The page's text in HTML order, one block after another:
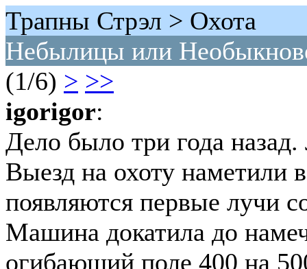
Трапны Стрэл > Охота
Небылицы или
(1/6) > >>
igorigor:
Дело было три года назад.
Выезд на охоту наметили
появляются первые лучи
Машина докатила до
огибающий поле 400 на